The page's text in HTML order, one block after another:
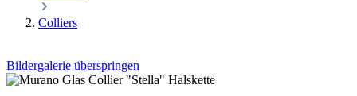
Colliers
Bildergalerie überspringen